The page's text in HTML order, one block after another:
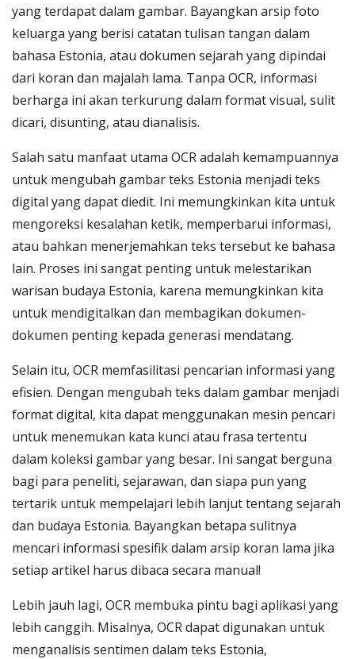
yang terdapat dalam gambar. Bayangkan arsip foto
keluarga yang berisi catatan tulisan tangan dalam
bahasa Estonia, atau dokumen sejarah yang dipindai
dari koran dan majalah lama. Tanpa OCR, informasi
berharga ini akan terkurung dalam format visual, sulit
dicari, disunting, atau dianalisis.
Salah satu manfaat utama OCR adalah kemampuannya
untuk mengubah gambar teks Estonia menjadi teks
digital yang dapat diedit. Ini memungkinkan kita untuk
mengoreksi kesalahan ketik, memperbarui informasi,
atau bahkan menerjemahkan teks tersebut ke bahasa
lain. Proses ini sangat penting untuk melestarikan
warisan budaya Estonia, karena memungkinkan kita
untuk mendigitalkan dan membagikan dokumen-
dokumen penting kepada generasi mendatang.
Selain itu, OCR memfasilitasi pencarian informasi yang
efisien. Dengan mengubah teks dalam gambar menjadi
format digital, kita dapat menggunakan mesin pencari
untuk menemukan kata kunci atau frasa tertentu
dalam koleksi gambar yang besar. Ini sangat berguna
bagi para peneliti, sejarawan, dan siapa pun yang
tertarik untuk mempelajari lebih lanjut tentang sejarah
dan budaya Estonia. Bayangkan betapa sulitnya
mencari informasi spesifik dalam arsip koran lama jika
setiap artikel harus dibaca secara manual!
Lebih jauh lagi, OCR membuka pintu bagi aplikasi yang
lebih canggih. Misalnya, OCR dapat digunakan untuk
menganalisis sentimen dalam teks Estonia,